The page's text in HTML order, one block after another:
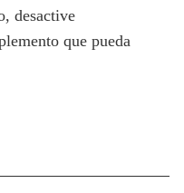
desactive
que pueda